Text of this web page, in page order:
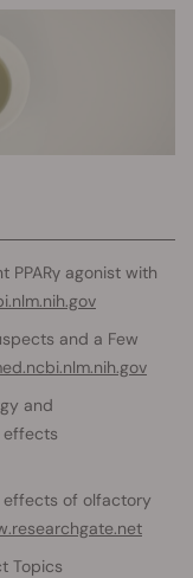
agonist with
and a Few
and
effects of olfactory
Topics